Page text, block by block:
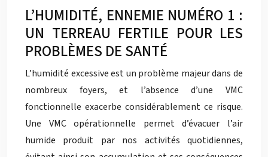
L’HUMIDITÉ, ENNEMIE NUMÉRO 1 :
UN TERREAU FERTILE POUR LES
PROBLÈMES DE SANTÉ
L’humidité excessive est un problème majeur dans de
nombreux foyers, et l’absence d’une VMC
fonctionnelle exacerbe considérablement ce risque.
Une VMC opérationnelle permet d’évacuer l’air
humide produit par nos activités quotidiennes,